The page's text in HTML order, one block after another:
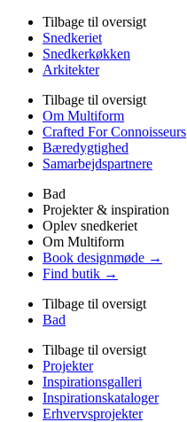
Tilbage til oversigt
Snedkeriet
Snedkerkøkken
Arkitekter
Tilbage til oversigt
Om Multiform
Crafted For Connoisseurs
Bæredygtighed
Samarbejdspartnere
Bad
Projekter & inspiration
Oplev snedkeriet
Om Multiform
Book designmøde →
Find butik →
Tilbage til oversigt
Bad
Tilbage til oversigt
Projekter
Inspirationsgalleri
Inspirationskataloger
Erhvervsprojekter